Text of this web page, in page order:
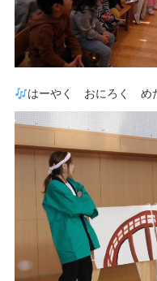
はーやく おにろく め